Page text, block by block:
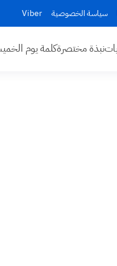
سياسة الخصوصية Viber
نبذة مختصرةكلمة يوم